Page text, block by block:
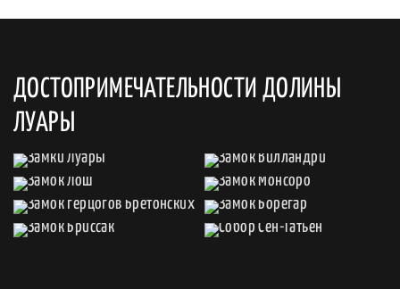
ДОСТОПРИМЕЧАТЕЛЬНОСТИ ДОЛИНЫ
ЛУАРЫ